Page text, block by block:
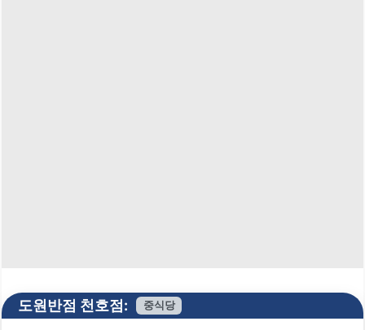
도원반점 천호점: 중식당